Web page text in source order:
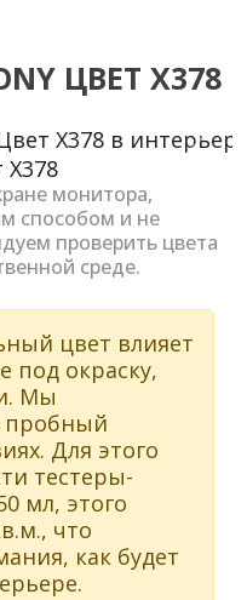
ЦВЕТ X378
Next
монитора,
способом и не
проверить цвета
среде.
цвет влияет
под окраску,
Мы
пробный
Для этого
тестеры-
мл, этого
что
как будет